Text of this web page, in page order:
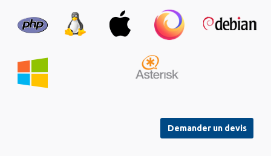
Demander un devis